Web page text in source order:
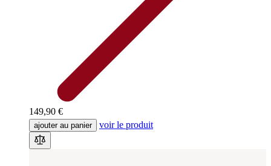
149,90 €
ajouter au panier voir le produit